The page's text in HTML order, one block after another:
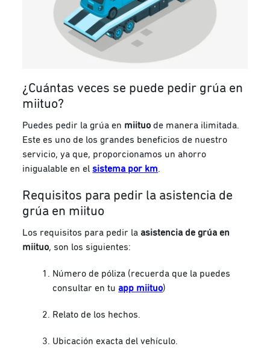
¿Cuántas veces se puede pedir grúa en
miituo?
Puedes pedir la grúa en miituode manera ilimitada.
Este es uno de los grandes beneficios de nuestro
servicio, ya que, proporcionamos un ahorro
inigualable en elsistema por km.
Requisitos para pedir la asistencia de
grúa en miituo
Los requisitos para pedir la asistencia de grúa en
miituo, son los siguientes:
Número de póliza (recuerda que la puedes
consultar en tu app miituo)
Relato de los hechos.
Ubicación exacta del vehículo.